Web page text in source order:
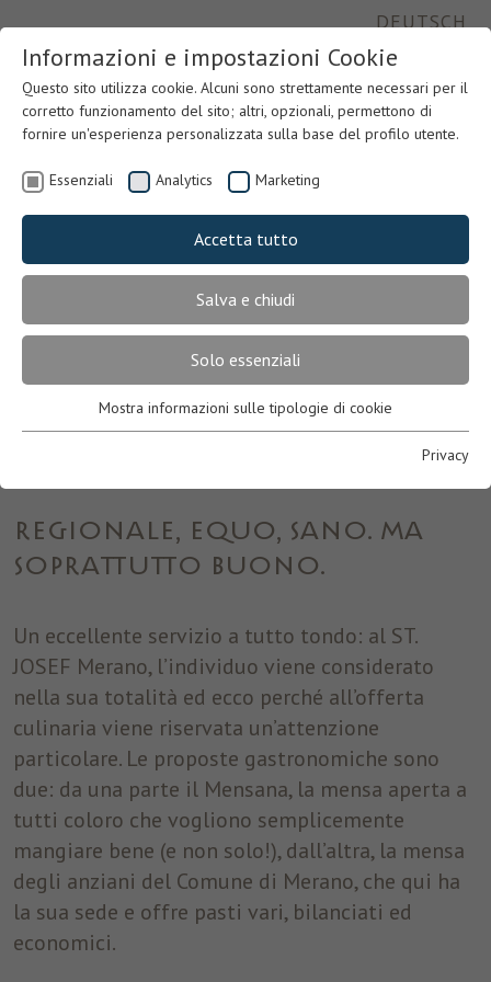
DEUTSCH
Previous
REGIONALE, EQUO, SANO. MA
SOPRATTUTTO BUONO.
Un eccellente servizio a tutto tondo: al ST.
JOSEF Merano, l’individuo viene considerato
nella sua totalità ed ecco perché all’offerta
culinaria viene riservata un’attenzione
particolare. Le proposte gastronomiche sono
due: da una parte il Mensana, la mensa aperta a
tutti coloro che vogliono semplicemente
mangiare bene (e non solo!), dall’altra, la mensa
degli anziani del Comune di Merano, che qui ha
la sua sede e offre pasti vari, bilanciati ed
economici.
Informazioni e impostazioni Cookie
Questo sito utilizza cookie. Alcuni sono strettamente necessari per il
corretto funzionamento del sito; altri, opzionali, permettono di
fornire un'esperienza personalizzata sulla base del profilo utente.
Essenziali Analytics Marketing
Accetta tutto
Salva e chiudi
Solo essenziali
Essenziali
Necessari per il corretto funzionamento del sito. In mancanza,
utilizzare alcuni servizi. Analytics: raccolgono informazioni
e sulle pagine visitate per elaborare statistiche dirette ad
apportare modifiche migliorative per il funzionamento del sito.
componente dell’indirizzo IP, evitando in tal modo che la terza
parte possa incrociare informazioni raccolte attraverso il sito
con altre già a sua disposizione.
Nome cookie_optin
Provider ST. Josef
Durata 1 anno
Finalità
Questo cookie è utilizzato per salvare le
impostazioni dei cookie per questo sito web.
Mostra dettagli cookie
Analytics
Analytics: raccolgono informazioni aggregate, non riconducibili al
singolo, sul numero degli accessi e sulle pagine visitate per
elaborare statistiche dirette ad apportare modifiche migliorative
per il funzionamento del sito. Questi cookie sono anche di terze
parti; in tal caso il Titolare li rende anonimi mediante
anonimizzazione almeno della quarta componente dell’indirizzo
IP, evitando in tal modo che la terza parte possa incrociare
Mostra informazioni sulle tipologie di cookie
Privacy